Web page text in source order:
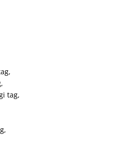
tag,